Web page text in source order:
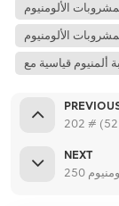
الألومنيوم
الألومنيوم
NEXT